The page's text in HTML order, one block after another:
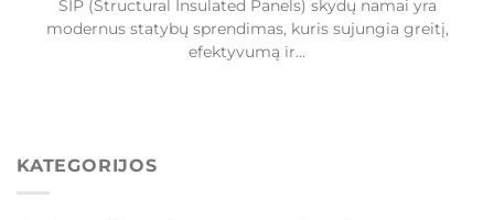
SIP (Structural Insulated Panels) skydų namai yra
modernus statybų sprendimas, kuris sujungia greitį,
efektyvumą ir...
KATEGORIJOS